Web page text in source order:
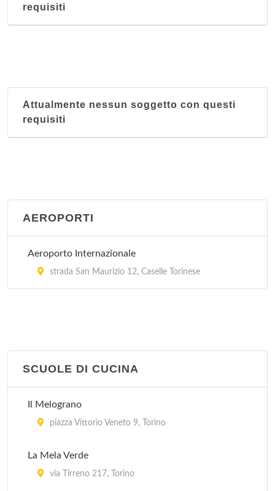
requisiti
Attualmente nessun soggetto con questi
requisiti
AEROPORTI
Aeroporto Internazionale
strada San Maurizio 12, Caselle Torinese
SCUOLE DI CUCINA
Il Melograno
piazza Vittorio Veneto 9, Torino
La Mela Verde
via Tirreno 217, Torino